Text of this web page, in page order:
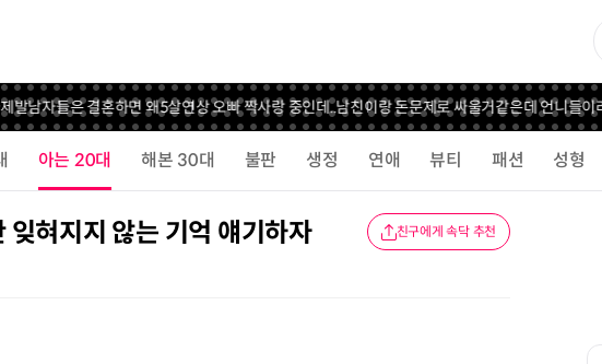
남자들은 결혼하면 왜5살연상 오빠 짝사랑 중인데..남친이랑 돈문제로 싸울거같은데 언니들이라
아는 20대 해본 30대 불판 생정 연애 뷰티 패션 성형
혀지지 않는 기억 얘기하자 친구에게 속닥 추천